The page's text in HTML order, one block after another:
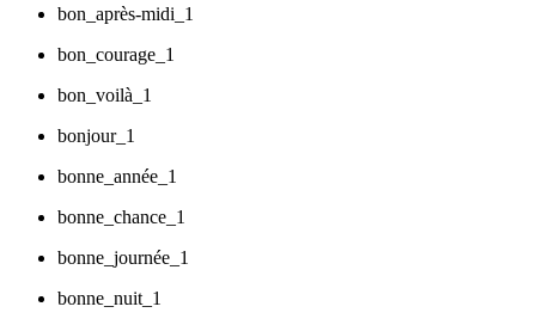
bon_après-midi_1
bon_courage_1
bon_voilà_1
bonjour_1
bonne_année_1
bonne_chance_1
bonne_journée_1
bonne_nuit_1